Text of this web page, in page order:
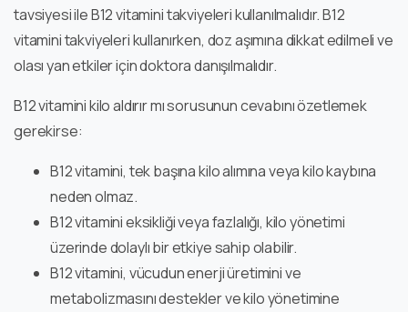
tavsiyesi ile B12 vitamini takviyeleri kullanılmalıdır. B12
vitamini takviyeleri kullanırken, doz aşımına dikkat edilmeli ve
olası yan etkiler için doktora danışılmalıdır.
B12 vitamini kilo aldırır mı sorusunun cevabını özetlemek
gerekirse:
B12 vitamini, tek başına kilo alımına veya kilo kaybına
neden olmaz.
B12 vitamini eksikliği veya fazlalığı, kilo yönetimi
üzerinde dolaylı bir etkiye sahip olabilir.
B12 vitamini, vücudun enerji üretimini ve
metabolizmasını destekler ve kilo yönetimine